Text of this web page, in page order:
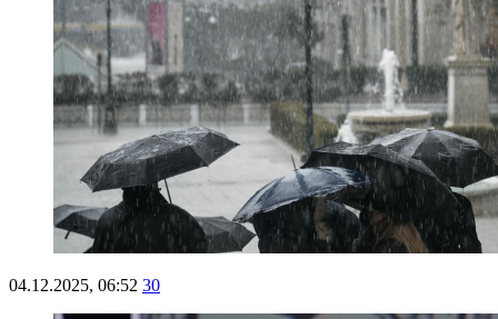
04.12.2025, 06:52 30